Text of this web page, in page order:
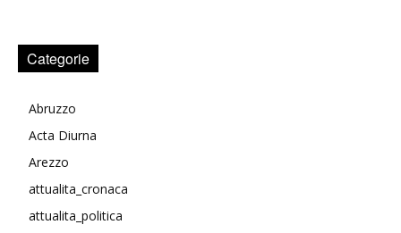
Categorie
Abruzzo
Acta Diurna
Arezzo
attualita_cronaca
attualita_politica